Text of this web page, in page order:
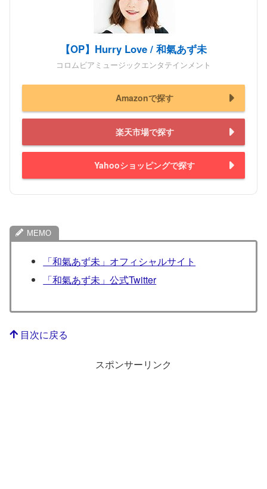
【OP】Hurry Love / 和氣あず未
コロムビアミュージックエンタテインメント
Amazonで探す
楽天市場で探す
Yahooショッピングで探す
「和氣あず未」オフィシャルサイト
「和氣あず未」公式Twitter
目次に戻る
スポンサーリンク